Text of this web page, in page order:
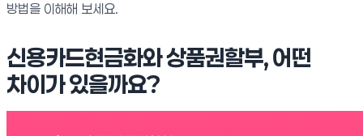
방법을 이해해 보세요.
신용카드현금화와 상품권할부, 어떤
차이가 있을까요?